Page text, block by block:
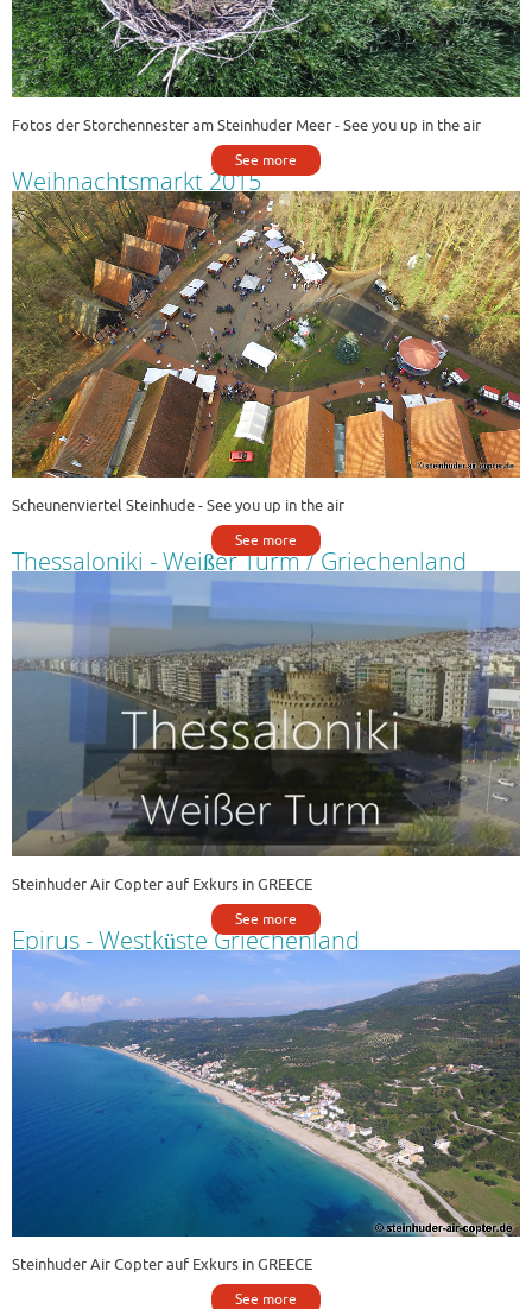
Fotos der Storchennester am Steinhuder Meer - See you up in the air
See more
Weihnachtsmarkt 2015
Scheunenviertel Steinhude - See you up in the air
See more
Thessaloniki - Weißer Turm / Griechenland
Steinhuder Air Copter auf Exkurs in GREECE
See more
Epirus - Westküste Griechenland
Steinhuder Air Copter auf Exkurs in GREECE
See more